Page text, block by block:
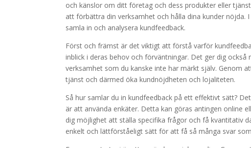
och känslor om ditt företag och dess produkter eller
att förbättra din verksamhet och hålla dina kunder
samla in och analysera kundfeedback.
Först och främst är det viktigt att förstå varför
inblick i deras behov och förväntningar. Det ger dig
verksamhet som du kanske inte har märkt själv. Genom
tjänst och därmed öka kundnöjdheten och lojaliteten.
Så hur samlar du in kundfeedback på ett effektivt sätt?
är att använda enkäter. Detta kan göras antingen online
dig möjlighet att ställa specifika frågor och få kvantitativ
enkelt och lättförståeligt sätt för att få så många svar